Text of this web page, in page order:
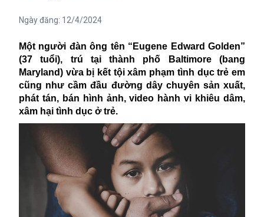
Ngày đăng: 12/4/2024
Một người đàn ông tên “ Eugene Edward Golden”
(37 tuổi), trú tại thành phố Baltimore (bang
Maryland) vừa bị kết tội xâm phạm tình dục trẻ em
cũng như cầm đầu đường dây chuyên sản xuất,
phát tán, bán hình ảnh, video hành vi khiêu dâm,
xâm hại tình dục ở trẻ.